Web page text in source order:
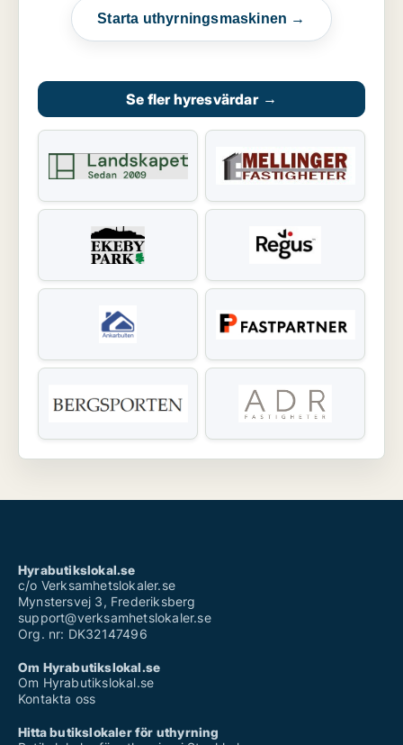
Starta uthyrningsmaskinen →
Se fler hyresvärdar →
Hyrabutikslokal.se
c/o Verksamhetslokaler.se
Mynstersvej 3, Frederiksberg
support@verksamhetslokaler.se
Org. nr: DK32147496
Om Hyrabutikslokal.se
Om Hyrabutikslokal.se
Kontakta oss
Hitta butikslokaler för uthyrning